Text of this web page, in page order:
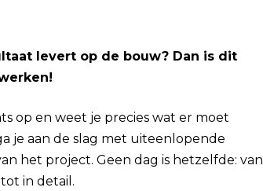
levert op de bouw? Dan is dit
op en weet je precies wat er moet
je aan de slag met uiteenlopende
het project. Geen dag is hetzelfde: van
in detail.